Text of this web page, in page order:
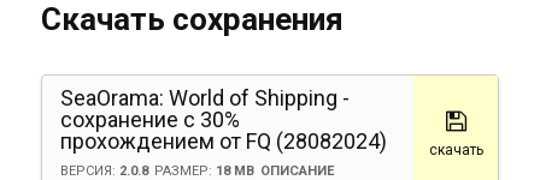
Скачать сохранения
SeaOrama: World of Shipping -
сохранение с 30%
прохождением от FQ (28082024)
ВЕРСИЯ: 2.0.8 РАЗМЕР: 18 MB ОПИСАНИЕ
скачать